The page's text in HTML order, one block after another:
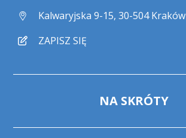
Kalwaryjska 9-15, 30-504 Kraków
ZAPISZ SIĘ
NA SKRÓTY